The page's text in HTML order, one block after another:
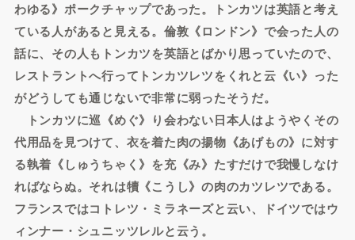
わゆる》ポークチャップであった。トンカツは英語と考え
ている人があると見える。倫敦《ロンドン》で会った人の
話に、その人もトンカツを英語とばかり思っていたので、
レストラントへ行ってトンカツレツをくれと云《い》った
がどうしても通じないで非常に弱ったそうだ。
トンカツに巡《めぐ》り会わない日本人はようやくその
代用品を見つけて、衣を着た肉の揚物《あげもの》に対す
る執着《しゅうちゃく》を充《み》たすだけで我慢しなけ
ればならぬ。それは犢《こうし》の肉のカツレツである。
フランスではコトレツ・ミラネーズと云い、ドイツではウ
ィンナー・シュニッツレルと云う。